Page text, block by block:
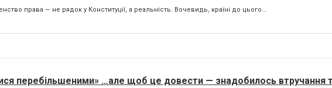
права — не рядок у Конституції, а реальність. Вочевидь, країні до цього...
перебільшеними» …але щоб це довести — знадобилось втручання